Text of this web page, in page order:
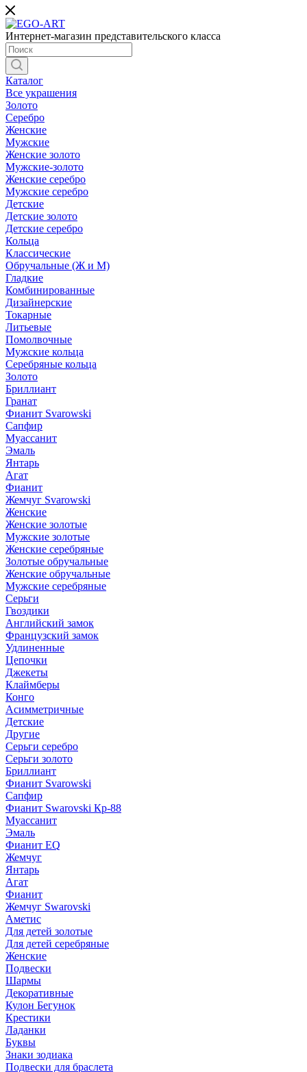
Интернет-магазин представительского класса
Каталог
Все украшения
Золото
Серебро
Женские
Мужские
Женские золото
Мужские-золото
Женские серебро
Мужские серебро
Детские
Детские золото
Детские серебро
Кольца
Классические
Обручальные (Ж и М)
Гладкие
Комбинированные
Дизайнерские
Токарные
Литьевые
Помолвочные
Мужские кольца
Серебряные кольца
Золото
Бриллиант
Гранат
Фианит Svarowski
Сапфир
Муассанит
Эмаль
Янтарь
Агат
Фианит
Жемчуг Svarowski
Женские
Женские золотые
Мужские золотые
Женские серебряные
Золотые обручальные
Женские обручальные
Мужские серебряные
Серьги
Гвоздики
Английский замок
Французский замок
Удлиненные
Цепочки
Джекеты
Клаймберы
Конго
Асимметричные
Детские
Другие
Серьги серебро
Серьги золото
Бриллиант
Фианит Svarowski
Сапфир
Фианит Swarovski Кр-88
Муассанит
Эмаль
Фианит EQ
Жемчуг
Янтарь
Агат
Фианит
Жемчуг Swarovski
Аметис
Для детей золотые
Для детей серебряные
Женские
Подвески
Шармы
Декоративные
Кулон Бегунок
Крестики
Ладанки
Буквы
Знаки зодиака
Подвески для браслета